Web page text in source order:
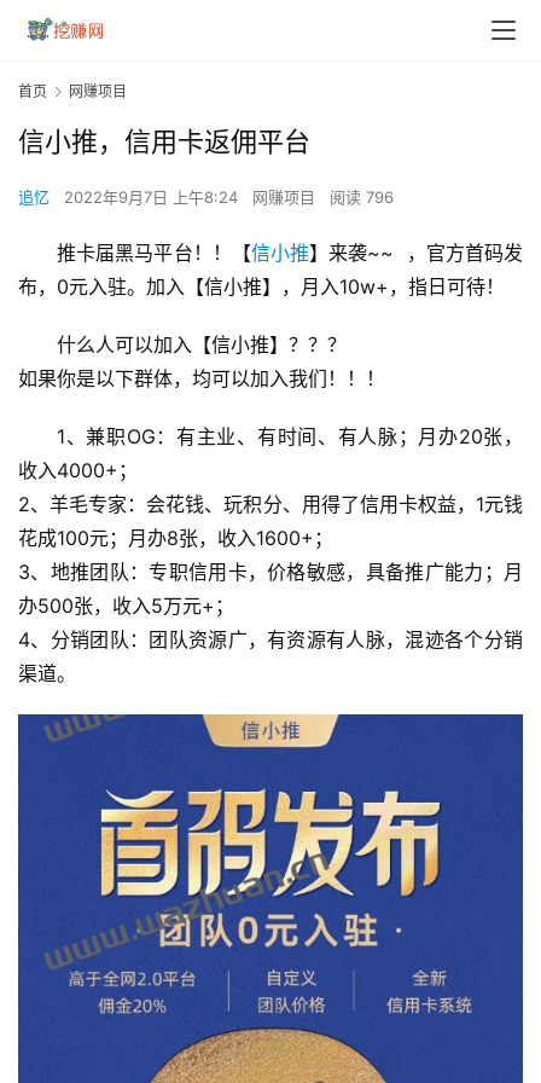
首页 网赚项目
信小推，信用卡返佣平台
追忆 2022年9月7日 上午8:24 网赚项目 阅读 796
推卡届黑马平台！！【信小推】来袭~~  ，官方首码发
布，0元入驻。加入【信小推】，月入10w+，指日可待！
什么人可以加入【信小推】？？？
如果你是以下群体，均可以加入我们！！！
1、兼职OG：有主业、有时间、有人脉；月办20张，
收入4000+；
2、羊毛专家：会花钱、玩积分、用得了信用卡权益，1元钱
花成100元；月办8张，收入1600+；
3、地推团队：专职信用卡，价格敏感，具备推广能力；月
办500张，收入5万元+；
4、分销团队：团队资源广，有资源有人脉，混迹各个分销
渠道。